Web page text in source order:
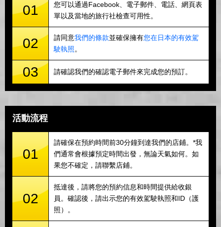
01
您可以通過Facebook、電子郵件、電話、網頁表
單以及當地的旅行社檢查可用性。
02 請同意我們的條款並確保擁有您在日本的有效駕
駛執照。
03 請確認我們的確認電子郵件來完成您的預訂。
活動流程
01
請確保在預約時間前30分鐘到達我們的店鋪。*我
們通常會根據預定時間出發，無論天氣如何。如
果您不確定，請聯繫店鋪。
02
抵達後，請將您的預約信息和時間提供給收銀
員。確認後，請出示您的有效駕駛執照和ID（護
照）。